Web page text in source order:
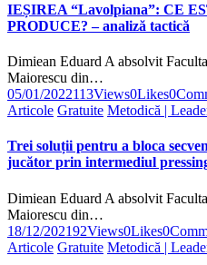
IEȘIREA “Lavolpiana”: CE
PRODUCE? – analiză tactică
Dimiean Eduard A absolvit
Maiorescu din…
05/01/2022113Views0Likes0
Articole Gratuite Metodică |
Trei soluții pentru a bloca
jucător prin intermediul
Dimiean Eduard A absolvit
Maiorescu din…
18/12/202192Views0Likes0
Articole Gratuite Metodică |